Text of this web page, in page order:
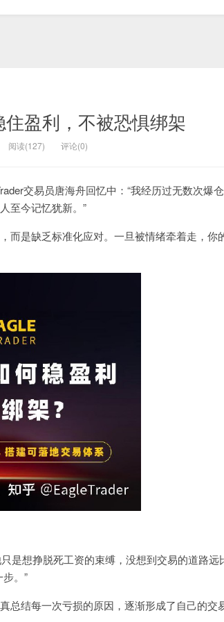
盈利，不被恐惧绑架
阅读(127) 评论(0)
交易员唐海舟回忆中：“我经历过无数次爆仓
至今记忆犹新。”
而是缺乏标准化应对。一旦被情绪牵着走，你
是想挣脱死工资的束缚，没想到交易的道路远
。”
总结每一次亏损的原因，逐渐形成了自己的交